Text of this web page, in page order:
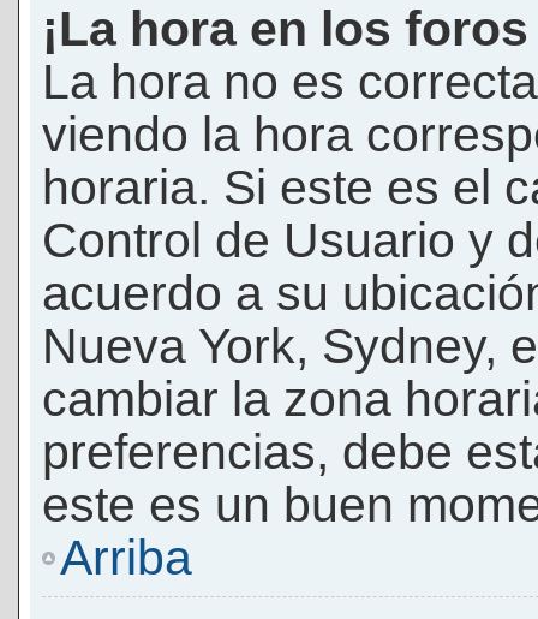
¡La hora en los
La hora no es
viendo la hora
horaria. Si este es el
Control de Usuario y
acuerdo a su
Nueva York, Sydney,
cambiar la zona
preferencias, debe
este es un buen
Arriba